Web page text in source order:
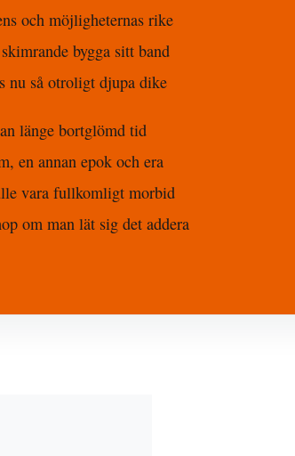
och möjligheternas rike
bygga sitt band
nu så otroligt djupa dike
länge bortglömd tid
en annan epok och era
vara fullkomligt morbid
om man lät sig det addera